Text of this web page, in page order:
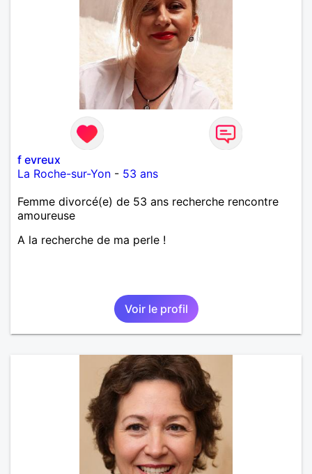
f evreux
La Roche-sur-Yon - 53 ans
Femme divorcé(e) de 53 ans recherche rencontre
amoureuse
A la recherche de ma perle !
Voir le profil